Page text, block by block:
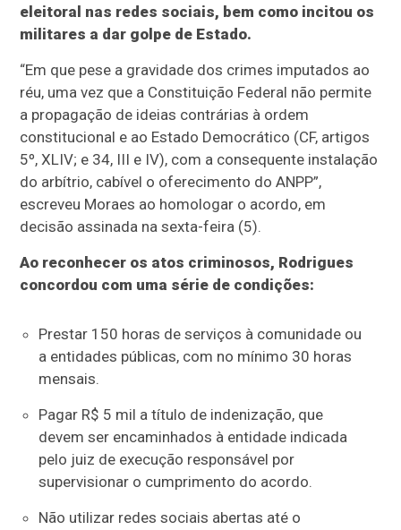
eleitoral nas redes sociais, bem como incitou os
militares a dar golpe de Estado.
“Em que pese a gravidade dos crimes imputados ao
réu, uma vez que a Constituição Federal não permite
a propagação de ideias contrárias à ordem
constitucional e ao Estado Democrático (CF, artigos
5º, XLIV; e 34, III e IV), com a consequente instalação
do arbítrio, cabível o oferecimento do ANPP”,
escreveu Moraes ao homologar o acordo, em
decisão assinada na sexta-feira (5).
Ao reconhecer os atos criminosos, Rodrigues
concordou com uma série de condições:
Prestar 150 horas de serviços à comunidade ou
a entidades públicas, com no mínimo 30 horas
mensais.
Pagar R$ 5 mil a título de indenização, que
devem ser encaminhados à entidade indicada
pelo juiz de execução responsável por
supervisionar o cumprimento do acordo.
Não utilizar redes sociais abertas até o